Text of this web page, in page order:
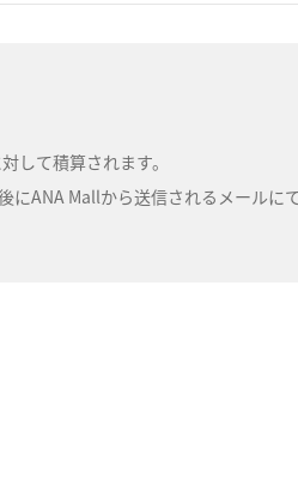
して積算されます。
にANA Mallから送信されるメールに